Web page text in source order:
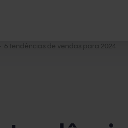
6 tendências de vendas para 2024